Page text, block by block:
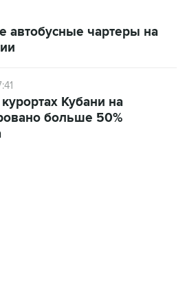
чартеры на
Кубани на
больше 50%